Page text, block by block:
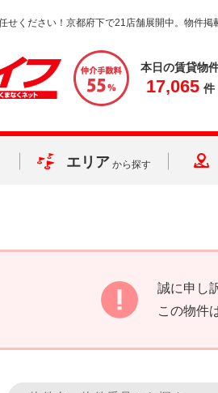
せください！京都府下で21店舗展開中。物件掲
本日の賃貸物
17,065 件
エリア から探す
誠に申し
この物件